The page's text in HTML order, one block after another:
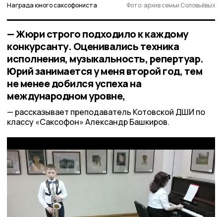
Награда юного саксофониста Фото: архив семьи Соловьёвых
— Жюри строго подходило к каждому
конкурсанту. Оценивались техника
исполнения, музыкальность, репертуар.
Юрий занимается у меня второй год, тем
не менее добился успеха на
международном уровне,
рассказывает преподаватель Котовской ДШИ по
классу «Саксофон» Александр Башкиров.